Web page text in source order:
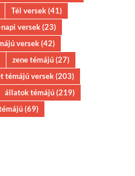
Tél versek(41)
versek(23)
versek(42)
zene témájú(27)
témájú versek(203)
állatok témájú(219)
(69)